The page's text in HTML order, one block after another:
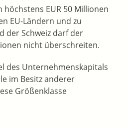
EUR 50 Millionen
EU-Ländern und zu
der Schweiz darf der
nicht überschreiten.
des Unternehmenskapitals
im Besitz anderer
Größenklasse